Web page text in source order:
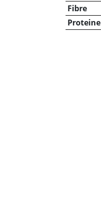
Fibre
Proteine